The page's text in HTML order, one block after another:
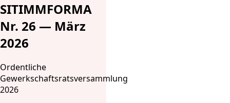
SITIMMFORMA
Nr. 26 — März
2026
Ordentliche
Gewerkschaftsratsversammlung
2026